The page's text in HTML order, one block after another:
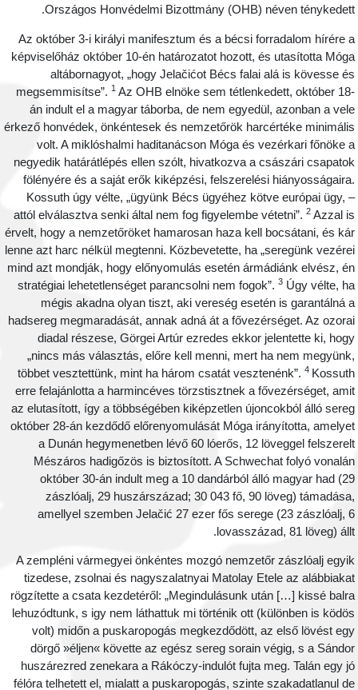
Országos Honvédelmi Bizottmány (OHB) néven
Az október 3-i királyi manifesztum és a bécsi forradalom hírére
képviselőház október 10-én határozatot hozott, és utasította
altábornagyot, „hogy Jelačićot Bécs falai alá is kövesse
megsemmisítse”. 1Az OHB elnöke sem tétlenkedett, október
án indult el a magyar táborba, de nem egyedül, azonban a
érkező honvédek, önkéntesek és nemzetőrök harcértéke
volt. A miklóshalmi haditanácson Móga és vezérkari főnöke
negyedik határátlépés ellen szólt, hivatkozva a császári
fölényére és a saját erők kiképzési, felszerelési
Kossuth úgy vélte, „ügyünk Bécs ügyéhez kötve európai ügy,
attól elválasztva senki által nem fog figyelembe vétetni”.2Azzal
érvelt, hogy a nemzetőröket hamarosan haza kell bocsátani, és
lenne azt harc nélkül megtenni. Közbevetette, ha „seregünk
mind azt mondják, hogy előnyomulás esetén ármádiánk elvész,
stratégiai lehetetlenséget parancsolni nem fogok”.3Úgy vélte,
mégis akadna olyan tiszt, aki vereség esetén is garantálná
hadsereg megmaradását, annak adná át a fővezérséget. Az
diadal részese, Görgei Artúr ezredes ekkor jelentette ki,
„nincs más választás, előre kell menni, mert ha nem
többet vesztettünk, mint ha három csatát vesztenénk”.4
erre felajánlotta a harmincéves törzstisztnek a fővezérséget,
az elutasított, így a többségében kiképzetlen újoncokból álló
október 28-án kezdődő előrenyomulását Móga irányította,
a Dunán hegymenetben lévő 60 lóerős, 12 löveggel
Mészáros hadigőzös is biztosított. A Schwechat folyó
október 30-án indult meg a 10 dandárból álló magyar had
zászlóalj, 29 huszárszázad; 30 043 fő, 90 löveg)
amellyel szemben Jelačić 27 ezer fős serege (23 zászlóalj,
lovasszázad, 81 löveg)
A zempléni vármegyei önkéntes mozgó nemzetőr zászlóalj
tizedese, zsolnai és nagyszalatnyai Matolay Etele az
rögzítette a csata kezdetéről: „Megindulásunk után […] kissé
lehuzódtunk, s igy nem láthattuk mi történik ott (különben is
volt) midőn a puskaropogás megkezdődött, az első lövést
dörgő »éljen« követte az egész sereg sorain végig, s a
huszárezred zenekara a Rákóczy-indulót fujta meg. Talán egy
félóra telhetett el, mialatt a puskaropogás, szinte szakadatlanul